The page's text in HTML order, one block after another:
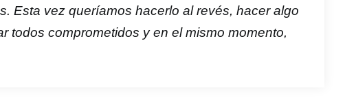
Esta vez queríamos hacerlo al revés, hacer algo
todos comprometidos y en el mismo momento,